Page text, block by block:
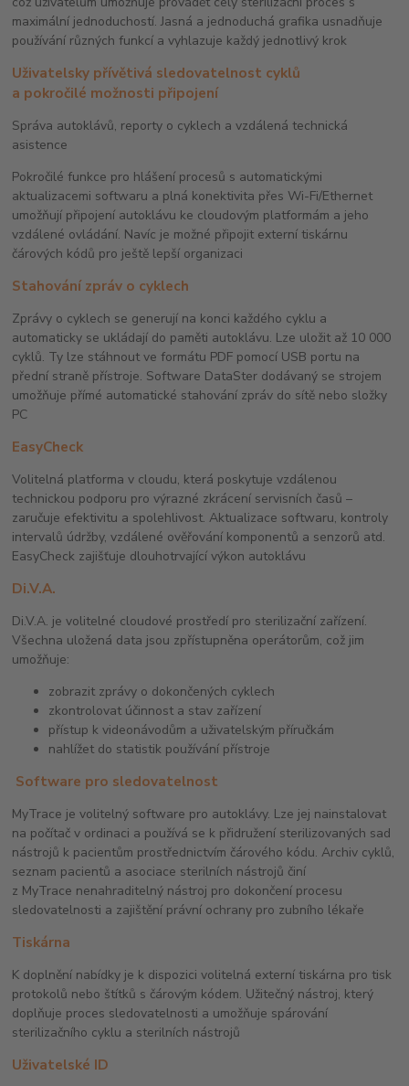
maximální jednoduchostí. Jasná a jednoduchá grafika usnadňuje
používání různých funkcí a vyhlazuje každý jednotlivý krok
Uživatelsky přívětivá sledovatelnost cyklů
a pokročilé možnosti připojení
Správa autoklávů, reporty o cyklech a vzdálená technická
asistence
Pokročilé funkce pro hlášení procesů s automatickými
aktualizacemi softwaru a plná konektivita přes Wi-Fi/Ethernet
umožňují připojení autoklávu ke cloudovým platformám a jeho
vzdálené ovládání. Navíc je možné připojit externí tiskárnu
čárových kódů pro ještě lepší organizaci
Stahování zpráv o cyklech
Zprávy o cyklech se generují na konci každého cyklu a
automaticky se ukládají do paměti autoklávu. Lze uložit až 10 000
cyklů. Ty lze stáhnout ve formátu PDF pomocí USB portu na
přední straně přístroje. Software DataSter dodávaný se strojem
umožňuje přímé automatické stahování zpráv do sítě nebo složky
PC
EasyCheck
Volitelná platforma v cloudu, která poskytuje vzdálenou
technickou podporu pro výrazné zkrácení servisních časů –
zaručuje efektivitu a spolehlivost. Aktualizace softwaru, kontroly
intervalů údržby, vzdálené ověřování komponentů a senzorů atd.
EasyCheck zajišťuje dlouhotrvající výkon autoklávu
Di.V.A.
Di.V.A. je volitelné cloudové prostředí pro sterilizační zařízení.
Všechna uložená data jsou zpřístupněna operátorům, což jim
umožňuje:
zobrazit zprávy o dokončených cyklech
zkontrolovat účinnost a stav zařízení
přístup k videonávodům a uživatelským příručkám
nahlížet do statistik používání přístroje
Software pro sledovatelnost
MyTrace je volitelný software pro autoklávy. Lze jej nainstalovat
na počítač v ordinaci a používá se k přidružení sterilizovaných sad
nástrojů k pacientům prostřednictvím čárového kódu. Archiv cyklů,
seznam pacientů a asociace sterilních nástrojů činí
z MyTrace nenahraditelný nástroj pro dokončení procesu
sledovatelnosti a zajištění právní ochrany pro zubního lékaře
Tiskárna
K doplnění nabídky je k dispozici volitelná externí tiskárna pro tisk
protokolů nebo štítků s čárovým kódem. Užitečný nástroj, který
doplňuje proces sledovatelnosti a umožňuje spárování
sterilizačního cyklu a sterilních nástrojů
Uživatelské ID